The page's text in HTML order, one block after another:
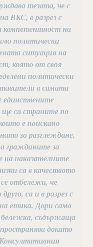
тезата, че с
ВКС, в разрез с
компетентност на
политически
ситуация на
която от своя
политически
в самата
единствените
са страните по
е поискано
за разглеждане.
гражданите за
на наказателните
са в качеството
отбележи, че
са и в разрез с
етика. Дори само
съдържаща
докато